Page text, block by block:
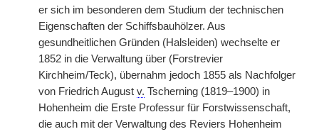
er sich im besonderen dem Studium der technischen
Eigenschaften der Schiffsbauhölzer. Aus
gesundheitlichen Gründen (Halsleiden) wechselte er
1852 in die Verwaltung über (Forstrevier
Kirchheim/Teck), übernahm jedoch 1855 als Nachfolger
von Friedrich August v. Tscherning (1819–1900) in
Hohenheim die Erste Professur für Forstwissenschaft,
die auch mit der Verwaltung des Reviers Hohenheim